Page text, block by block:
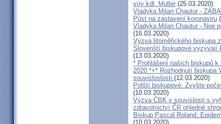
víry kdl. Müller (25.03.2020)
Vladyka Milan Chautur -
Půst na zastavení koronaviru
Vladyka Milan Chautur - Noe
(16.03.2020)
Výzva litoměřického biskupa
Slovenští biskupové vyzývají
(13.03.2020)
* Prohlášení našich biskupů
2020 *+* Rozhodnutí biskupa
souvisloslosti (12.03.2020)
Polští biskupové: Zvyšte
(10.03.2020)
Výzva ČBK v souvislosti s
zdravotnictví ČR ohledně
Biskup Pascal Roland:
(10.03.2020)